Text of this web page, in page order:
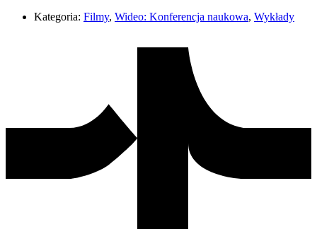
Kategoria: Filmy, Wideo: Konferencja naukowa, Wykłady